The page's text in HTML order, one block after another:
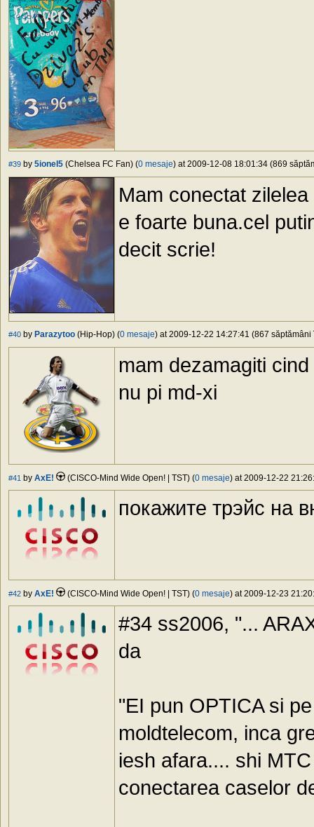
#39 by 5ionel5 (Chelsea FC Fan) (0 mesaje) at 2009-12-08 18:01:34 (869
Mam conectat
e foarte buna.cel
decit scrie!
#40 by Parazytoo (Hip-Hop) (0 mesaje) at 2009-12-22 14:27:41 (867 săptămâni
mam dezamagiti
nu pi md-xi
#41 by AxE! (CISCO-Mind Wide Open! | TST) (0 mesaje) at 2009-12-22
покажите трэйс на
#42 by AxE! (CISCO-Mind Wide Open! | TST) (0 mesaje) at 2009-12-23
#34 ss2006, "...
da
"EI pun OPTICA si
moldtelecom, inca
iesh afara.... shi
conectarea caselor